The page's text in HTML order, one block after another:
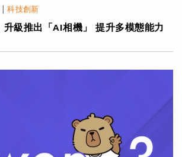
| 科技創新
級推出「AI相機」 提升多模態能力